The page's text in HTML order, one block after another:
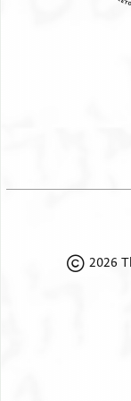
אגיב אדן
Right margin,
. . . | אלחאל ואנא
. . . . | ומא
2026